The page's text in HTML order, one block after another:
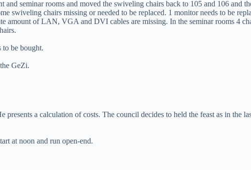
and seminar rooms and moved the swiveling chairs back to 105 and 106 and
swiveling chairs missing or needed to be replaced. 1 monitor needs to be
amount of LAN, VGA and DVI cables are missing. In the seminar rooms 4
to be bought.
GeZi.
presents a calculation of costs. The council decides to held the feast as in the
at noon and run open-end.